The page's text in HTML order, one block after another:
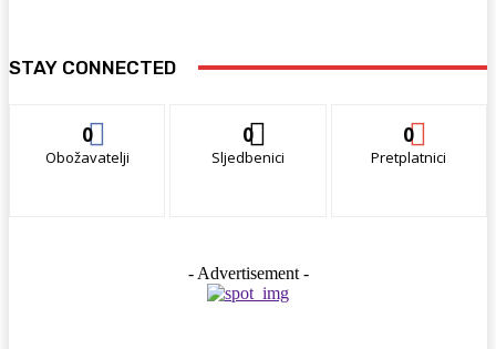
STAY CONNECTED
0
Obožavatelji
0
Sljedbenici
0
Pretplatnici
- Advertisement -